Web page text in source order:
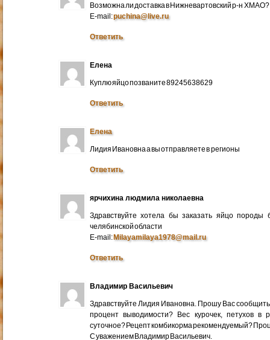
Возможна ли доставка в Нижневартовский р-н ХМАО?
E-mail:puchina@live.ru
Ответить
Елена
Куплю яйцо позваните 89245638629
Ответить
Елена
Лидия Ивановна а вы отправляете в регионы
Ответить
ярчихина людмила николаевна
Здравствуйте хотела бы заказать яйцо
челябинской области
E-mail:Milayamilaya1978@mail.ru
Ответить
Владимир Васильевич
Здравствуйте Лидия Ивановна. Прошу Вас
процент выводимости? Вес курочек, петухов в
суточное? Рецепт комбикорма рекомендуемый?
С уважением Владимир Васильевич.